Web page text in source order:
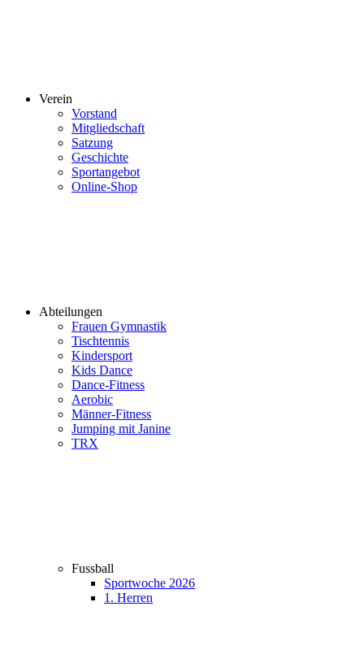
Verein
Vorstand
Mitgliedschaft
Satzung
Geschichte
Sportangebot
Online-Shop
Abteilungen
Frauen Gymnastik
Tischtennis
Kindersport
Kids Dance
Dance-Fitness
Aerobic
Männer-Fitness
Jumping mit Janine
TRX
Fussball
Sportwoche 2026
1. Herren